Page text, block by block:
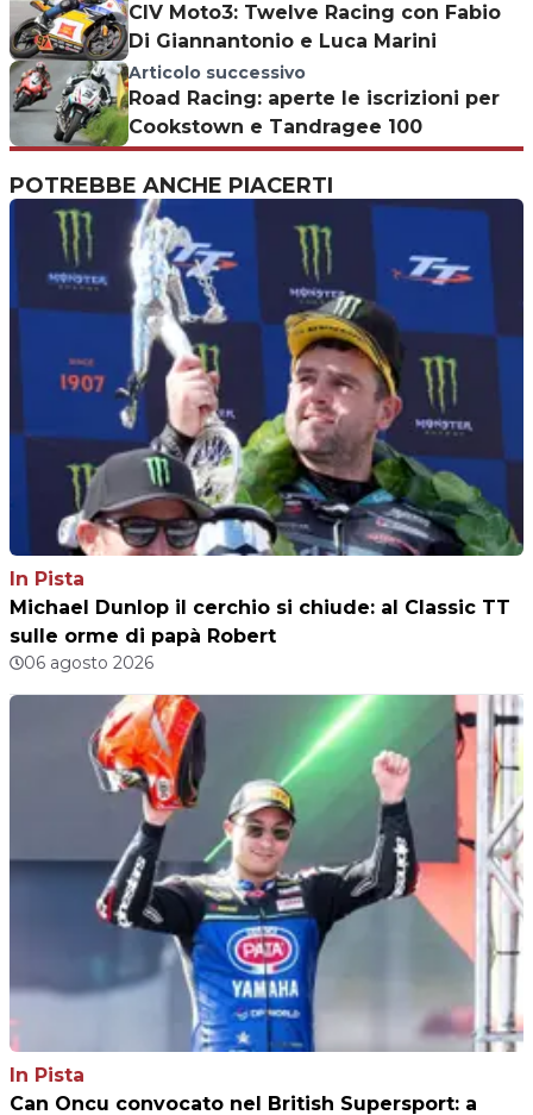
CIV Moto3: Twelve Racing con Fabio
Di Giannantonio e Luca Marini
Articolo successivo
Road Racing: aperte le iscrizioni per
Cookstown e Tandragee 100
POTREBBE ANCHE PIACERTI
In Pista
Michael Dunlop il cerchio si chiude: al Classic TT
sulle orme di papà Robert
06 agosto 2026
In Pista
Can Oncu convocato nel British Supersport: a